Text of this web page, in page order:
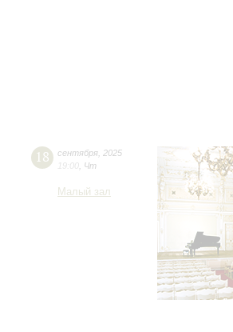
18 сентября 2025
19:00 Чт
Малый зал